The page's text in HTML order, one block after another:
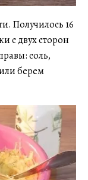
Получилось 16
с двух сторон
соль,
берем